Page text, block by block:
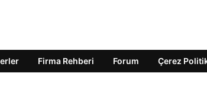
Firma Rehberi Forum Çerez